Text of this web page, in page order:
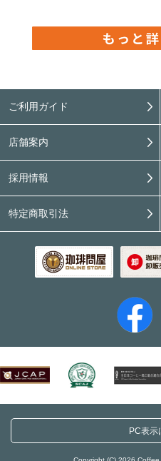
ご利用ガイド
店舗案内
採用情報
特定商取引法
PC表示